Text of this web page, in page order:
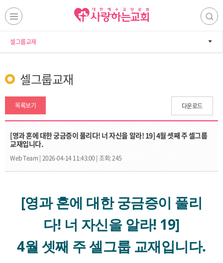
셀그룹교재
셀그룹교재
목록보기 다운로드
[영과 혼에 대한 궁금증이 풀리다! 너 자신을 알라! 19] 4월 셋째 주 셀그룹
교재입니다.
Web Team | 2026-04-14 11:43:00 | 조회: 245
[영과 혼에 대한 궁금증이 풀리
다! 너 자신을 알라! 19]
4월 셋째 주 셀그룹 교재입니다.